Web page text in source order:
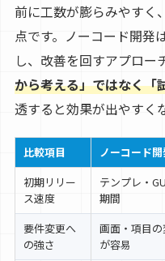
前に工数が膨らみやすく
点です。ノーコード開発
し、改善を回すアプロー
から考える」ではなく「
透すると効果が出やすく
比較項目 ノーコード
初期リリー
ス速度
テンプレ・
期間
要件変更へ
の強さ
画面・項目の
が容易